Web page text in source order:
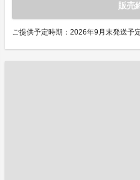
販売
ご提供予定時期：2026年9月末発送予